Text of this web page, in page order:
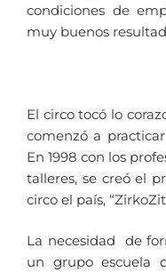
condiciones de
muy buenos
El circo tocó lo
comenzó a
En 1998 con los
talleres, se creó el
circo el país,
La necesidad de
un grupo escuela